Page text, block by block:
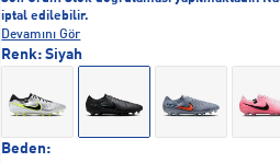
iptal edilebilir.
Devamını Gör
Beden:
Renk: Siyah